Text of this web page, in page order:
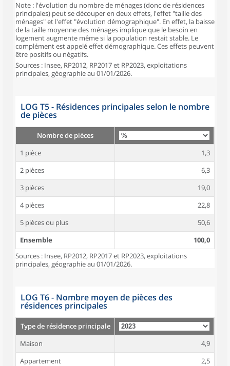
Note : l'évolution du nombre de ménages (donc de résidences
principales) peut se découper en deux effets, l'effet "taille des
ménages" et l'effet "évolution démographique". En effet, la baisse
de la taille moyenne des ménages implique que le besoin en
logement augmente même si la population restait stable. Le
complément est appelé effet démographique. Ces effets peuvent
être positifs ou négatifs.
Sources : Insee, RP2012, RP2017 et RP2023, exploitations
principales, géographie au 01/01/2026.
LOG T5 - Résidences principales selon le nombre
de pièces
Nombre de pièces
1 pièce
1,3
2 pièces
6,3
3 pièces
19,0
4 pièces
22,8
5 pièces ou plus
50,6
Ensemble
100,0
Sources : Insee, RP2012, RP2017 et RP2023, exploitations
principales, géographie au 01/01/2026.
LOG T6 - Nombre moyen de pièces des
résidences principales
Type de résidence principale
Maison
4,9
Appartement
2,5